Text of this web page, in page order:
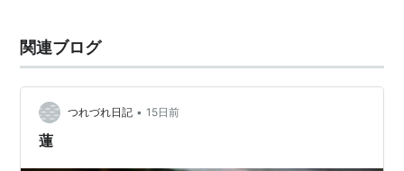
関連ブログ
つれづれ日記 • 15日前
蓮